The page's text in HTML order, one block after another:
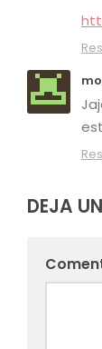
DEJA